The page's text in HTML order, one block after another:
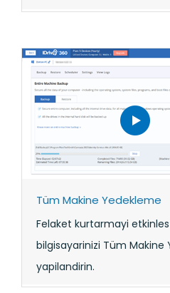
Tüm Makine Yedekleme
Felaket kurtarmayi
bilgisayarinizi Tüm Makine
yapilandirin.